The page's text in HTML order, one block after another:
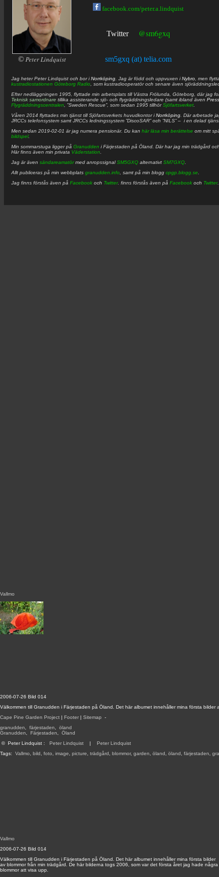
2006-07-26 Bild 014
Välkommen till Granudden i Färjestaden på Öland. Det här albumet innehåller mina första
Cape Pine Garden Project | Footer | Sitemap -
granudden
färjestaden
öland
Granudden
Färjestaden
Öland
© Peter Lindquist : Peter Lindquist | Peter Lindquist
Tags: Vallmo bild foto image picture trädgård blommor, garden öland öland färjestaden
Vallmo
Vallmo
2006-07-26 Bild 014
Välkommen till Granudden i Färjestaden på Öland. Det här albumet innehåller mina första bilder
av blommor från min trädgård. De här bilderna togs 2006, som var det första året jag hade några
blommor att visa upp.
© Peter Lindquist
facebook.com/peter.a.lindquist
Twitter @sm6gxq
sm5gxq (at) telia.com
Jag heterPeter Lindquist och bor iNorrköping . Jag är född och uppvuxen iNybro , men
kustradiostationen Göteborg Radio , som kustradiooperatör och senare även
Efter nedläggningen 1995, flyttade min arbetsplats till Västra Frölunda, Göteborg, där jag
Teknisk samordnare tillika assisterande sjö- och flygräddningsledare (samt ibland även
Flygräddningscentralen , ”Sweden Rescue”, som sedan 1995 tillhörSjöfartsverket
Våren 2014 flyttades min tjänst till Sjöfartsverkets huvudkontor iNorrköping . Där arbetade
JRCCs telefonsystem samt JRCCs ledningssystem ”DiscoSAR” och ”NILS” – i en delad
Men sedan 2019-02-01 är jag numera pensionär. Du kan här läsa min berättelse om mitt
bildspel.
Min sommarstuga ligger på Granudden i Färjestaden på Öland. Där har jag min trädgård
Här finns även min privata Väderstation
Jag är även sändareamatörmed anropssignalSM5GXQ alternativt SM7GXQ
Allt publiceras på min webbplats granudden.info , samt på min blogg cpgp.blogg.se
Jag finns förstås även på Facebook och Twitter. finns förstås även på Facebook och Twitter.